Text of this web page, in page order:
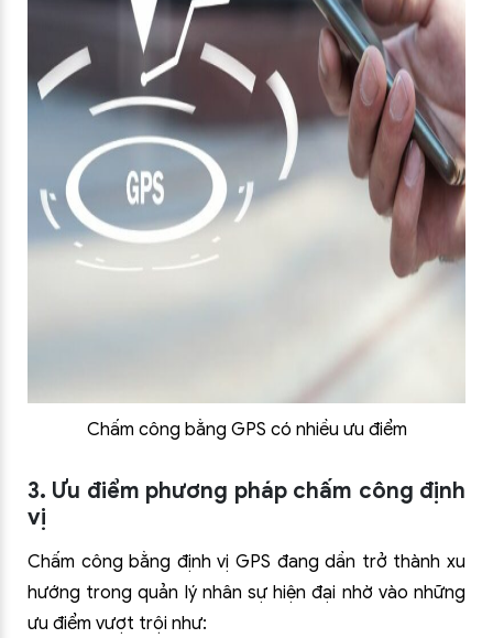
Chấm công bằng GPS có nhiều ưu điểm
3. Ưu điểm phương pháp chấm công định
vị
Chấm công bằng định vị GPS đang dần trở thành xu
hướng trong quản lý nhân sự hiện đại nhờ vào những
ưu điểm vượt trội như: